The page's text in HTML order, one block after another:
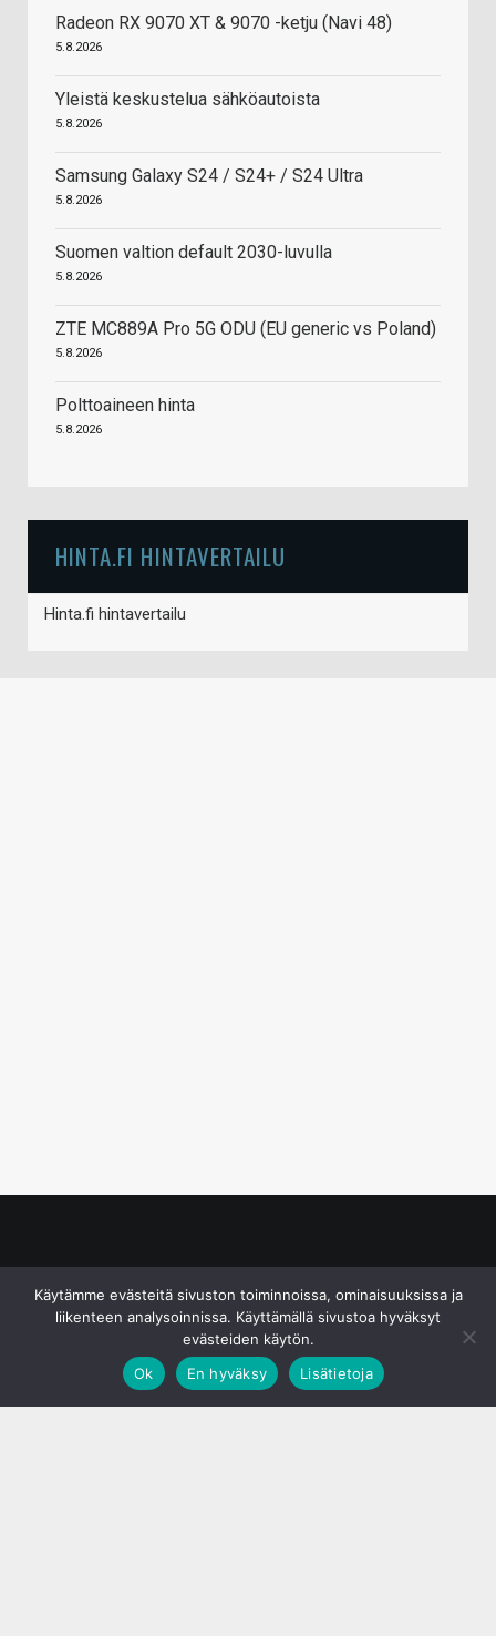
Radeon RX 9070 XT & 9070 -ketju (Navi 48)
5.8.2026
Yleistä keskustelua sähköautoista
5.8.2026
Samsung Galaxy S24 / S24+ / S24 Ultra
5.8.2026
Suomen valtion default 2030-luvulla
5.8.2026
ZTE MC889A Pro 5G ODU (EU generic vs Poland)
5.8.2026
Polttoaineen hinta
5.8.2026
HINTA.FI HINTAVERTAILU
Hinta.fi hintavertailu
Käytämme evästeitä sivuston toiminnoissa, ominaisuuksissa ja
liikenteen analysoinnissa. Käyttämällä sivustoa hyväksyt
evästeiden käytön.
Ok
En hyväksy Lisätietoja